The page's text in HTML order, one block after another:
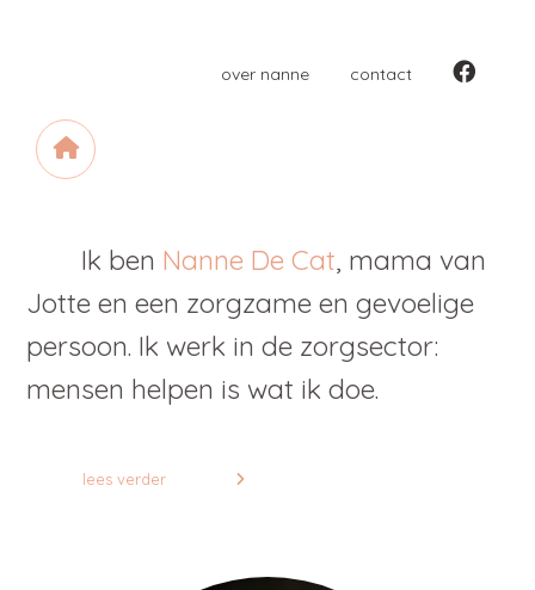
over nanne contact
Ik ben Nanne De Cat, mama van
Jotte en een zorgzame en gevoelige
persoon. Ik werk in de zorgsector:
mensen helpen is wat ik doe.
lees verder